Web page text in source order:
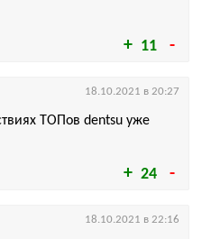
11
24
ТОПов dentsu уже
18.10.2021 в 20:27
18.10.2021 в 22:16